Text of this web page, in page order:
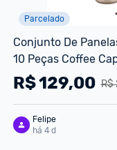
Parcelado
Conjunto De
10 Peças Coffee
R$
R$129,00
Felipe
há 4 d